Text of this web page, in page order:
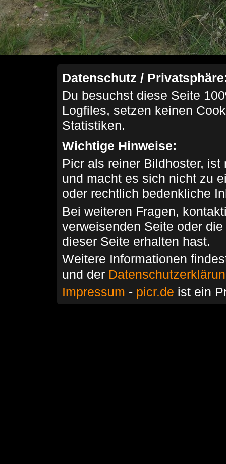
Datenschutz /
Du besuchst diese Seite
Logfiles, setzen keinen
Statistiken.
Wichtige Hinweise:
Picr als reiner Bildhoster,
und macht es sich nicht zu
oder rechtlich bedenkliche
Bei weiteren Fragen,
verweisenden Seite oder
dieser Seite erhalten hast.
Weitere Informationen
und der
Impressum - picr.de ist ein